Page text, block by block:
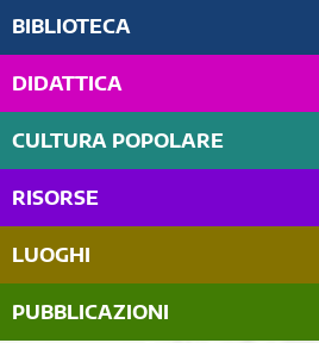
BIBLIOTECA
DIDATTICA
CULTURA POPOLARE
RISORSE
LUOGHI
PUBBLICAZIONI